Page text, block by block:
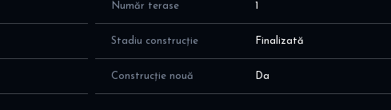
Număr terase 1
Stadiu construcție Finalizată
Construcție nouă Da